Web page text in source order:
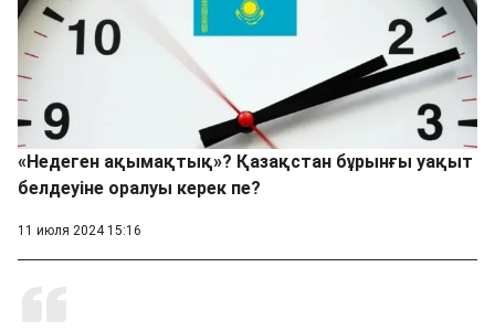
«Недеген ақымақтық»? Қазақстан бұрынғы уақыт
белдеуіне оралуы керек пе?
11 июля 2024 15:16